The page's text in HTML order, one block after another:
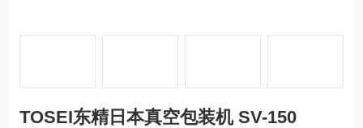
TOSEI东精日本真空包装机 SV-150